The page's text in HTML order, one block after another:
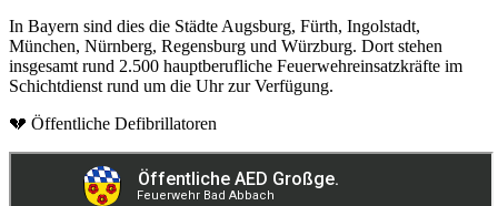
In Bayern sind dies die Städte Augsburg, Fürth, Ingolstadt,
München, Nürnberg, Regensburg und Würzburg. Dort stehen
insgesamt rund 2.500 hauptberufliche Feuerwehreinsatzkräfte im
Schichtdienst rund um die Uhr zur Verfügung.
💔 Öffentliche Defibrillatoren